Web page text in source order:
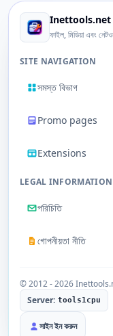
Inettools.net
ফাইল, মিডিয়া এবং
SITE NAVIGATION
সমস্ত বিভাগ
Promo pages
Extensions
LEGAL INFORMATION
পরিচিতি
গোপনীয়তা নীতি
© 2012 - 2026
Server: tools1cpu
সাইন ইন করুন